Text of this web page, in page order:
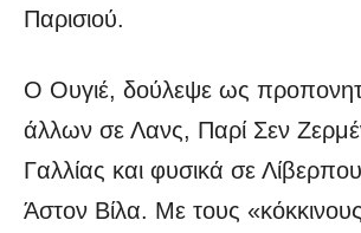
Παρισιού.
Ο Ουγιέ, δούλεψε ως
άλλων σε Λανς, Παρί Σεν
Γαλλίας και φυσικά σε
Άστον Βίλα. Με τους